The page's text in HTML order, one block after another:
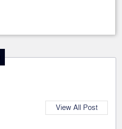
View All Post